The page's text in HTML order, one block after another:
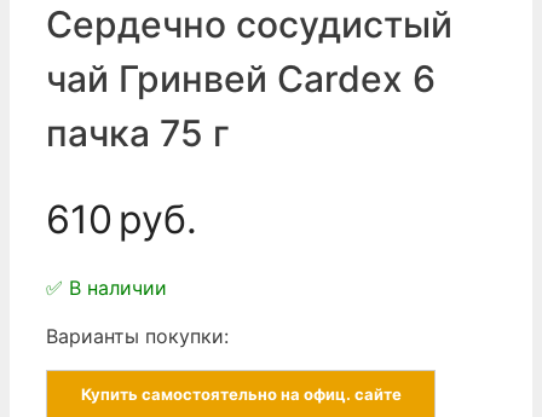
Сердечно сосудистый
чай Гринвей Сardex 6
пачка 75 г
610 руб.
✅ В наличии
Варианты покупки:
Купить самостоятельно на офиц. сайте